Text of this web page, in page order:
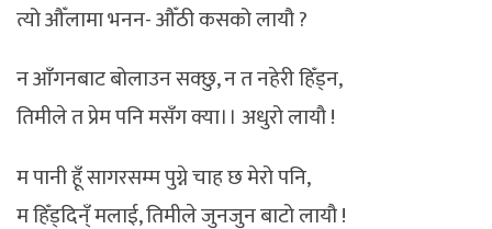
त्यो औँलामा भनन- औँठी कसको लायौ ?
न आँगनबाट बोलाउन सक्छु, न त नहेरी हिँड्न,
तिमीले त प्रेम पनि मसँग क्या।। अधुरो लायौ !
म पानी हूँ सागरसम्म पुग्ने चाह छ मेरो पनि,
म हिँड्दिन्ँ मलाई, तिमीले जुनजुन बाटो लायौ !